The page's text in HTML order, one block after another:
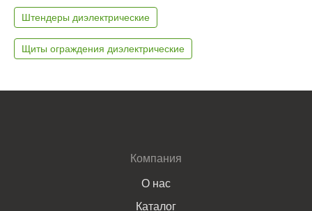
Штендеры диэлектрические
Щиты ограждения диэлектрические
Компания
О нас
Каталог